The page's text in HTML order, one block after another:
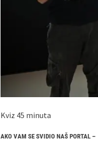
Kviz 45 minuta
AKO VAM SE SVIDIO NAŠ PORTAL –